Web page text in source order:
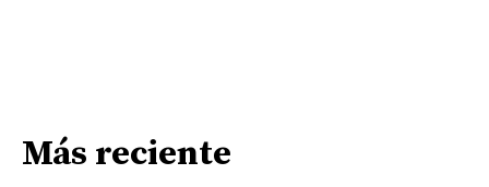
Más reciente